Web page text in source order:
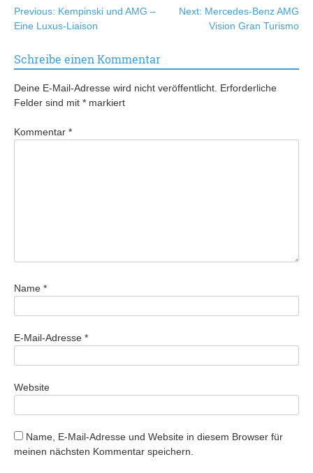
Beitragsnavigation
Previous: Kempinski und AMG –
Eine Luxus-Liaison
Next: Mercedes-Benz AMG
Vision Gran Turismo
Schreibe einen Kommentar
Deine E-Mail-Adresse wird nicht veröffentlicht. Erforderliche
Felder sind mit * markiert
Kommentar *
Name *
E-Mail-Adresse *
Website
Name, E-Mail-Adresse und Website in diesem Browser für
meinen nächsten Kommentar speichern.